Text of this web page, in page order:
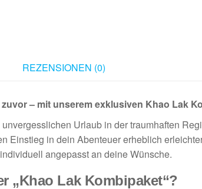
REZENSIONEN (0)
– mit unserem exklusiven Khao Lak
Urlaub in der traumhaften
Einstieg in dein Abenteuer erheblich
angepasst an deine Wünsche.
„Khao Lak Kombipaket“?